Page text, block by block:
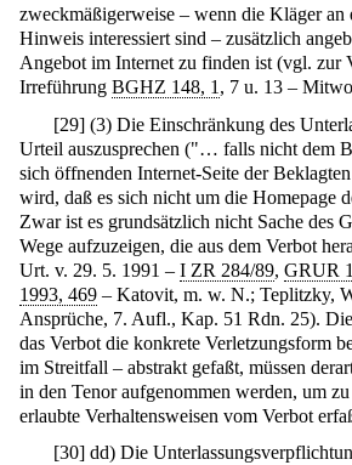
zweckmäßigerweise – wenn die Kläger an
Hinweis interessiert sind – zusätzlich
Angebot im Internet zu finden ist (vgl. zur
Irreführung BGHZ 148, 1 , 7 u. 13 –
[29] (3) Die Einschränkung des
Urteil auszusprechen ("… falls nicht dem
sich öffnenden Internet-Seite der
wird, daß es sich nicht um die Homepage
Zwar ist es grundsätzlich nicht Sache des
Wege aufzuzeigen, die aus dem Verbot
Urt. v. 29. 5. 1991 – I ZR 284/89, GRUR
1993, 469 – Katovit, m. w. N.; Teplitzky,
Ansprüche, 7. Aufl., Kap. 51 Rdn. 25).
das Verbot die konkrete Verletzungsform
im Streitfall – abstrakt gefaßt, müssen
in den Tenor aufgenommen werden, um
erlaubte Verhaltensweisen vom Verbot
[30] dd) Die